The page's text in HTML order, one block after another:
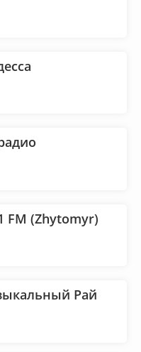
FM (Zhytomyr)
Рай